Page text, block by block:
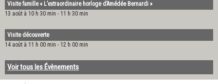
Visite famille « L’extraordinaire horloge d’Amédée Bernardi »
13 août à 10 h 30 min - 11 h 30 min
Visite découverte
14 août à 11 h 00 min - 12 h 00 min
Voir tous les Évènements